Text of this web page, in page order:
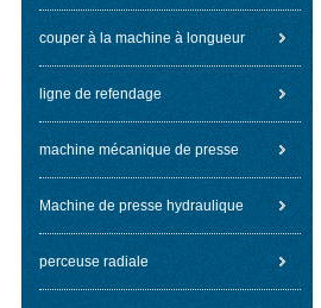
couper à la machine à longueur
ligne de refendage
machine mécanique de presse
Machine de presse hydraulique
perceuse radiale